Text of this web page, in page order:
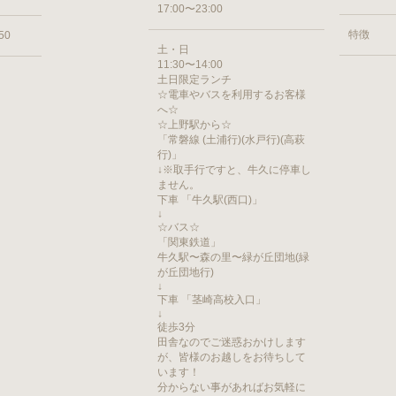
17:00〜23:00
土・日
11:30〜14:00
土日限定ランチ
☆電車やバスを利用するお客様
へ☆
☆上野駅から☆
「常磐線 (土浦行)(水戸行)(高萩
行)」
↓※取手行ですと、牛久に停車し
ません。
下車 「牛久駅(西口)」
↓
☆バス☆
「関東鉄道」
牛久駅〜森の里〜緑が丘団地(緑
が丘団地行)
↓
下車 「茎崎高校入口」
↓
徒歩3分
田舎なのでご迷惑おかけします
が、皆様のお越しをお待ちして
います！
分からない事があればお気軽に
特徴